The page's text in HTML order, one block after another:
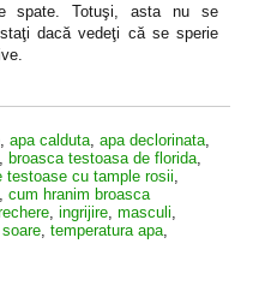
spate. Totuşi, asta nu se
dacă vedeţi că se sperie
, apa calduta, apa declorinata,
, broasca testoasa de florida,
testoase cu tample rosii,
cum hranim broasca
, ingrijire, masculi,
soare, temperatura apa,